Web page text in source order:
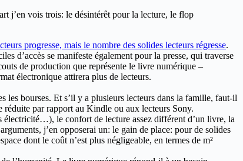
j’en vois trois: le désintérêt pour la lecture, le flop
progresse, mais le nombre des solides lecteurs régresse.
d’accès se manifeste également pour la presse, qui traverse
de production que représente le livre numérique –
électronique attirera plus de lecteurs.
les bourses. Et s’il y a plusieurs lecteurs dans la famille, faut-il
par rapport au Kindle ou aux lecteurs Sony.
électricité…), le confort de lecture assez différent d’un livre, la
j’en opposerai un: le gain de place: pour de solides
dont le coût n’est plus négligeable, en termes de m²